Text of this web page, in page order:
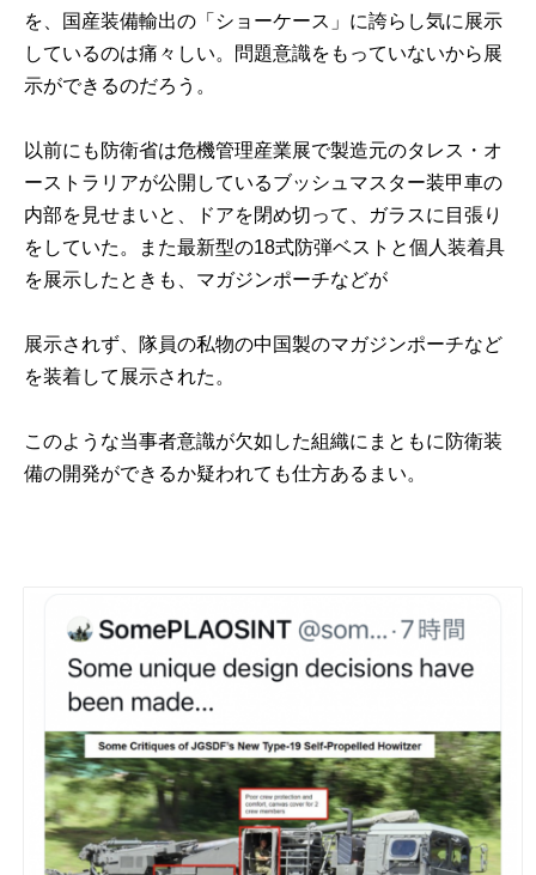
を、国産装備輸出の「ショーケース」に誇らし気に展示
しているのは痛々しい。問題意識をもっていないから展
示ができるのだろう。
以前にも防衛省は危機管理産業展で製造元のタレス・オ
ーストラリアが公開しているブッシュマスター装甲車の
内部を見せまいと、ドアを閉め切って、ガラスに目張り
をしていた。また最新型の18式防弾ベストと個人装着具
を展示したときも、マガジンポーチなどが
展示されず、隊員の私物の中国製のマガジンポーチなど
を装着して展示された。
このような当事者意識が欠如した組織にまともに防衛装
備の開発ができるか疑われても仕方あるまい。